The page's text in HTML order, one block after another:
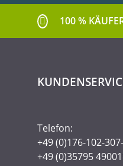
100 %
Telefon:
+49 (0)176-102-
+49 (0)35795